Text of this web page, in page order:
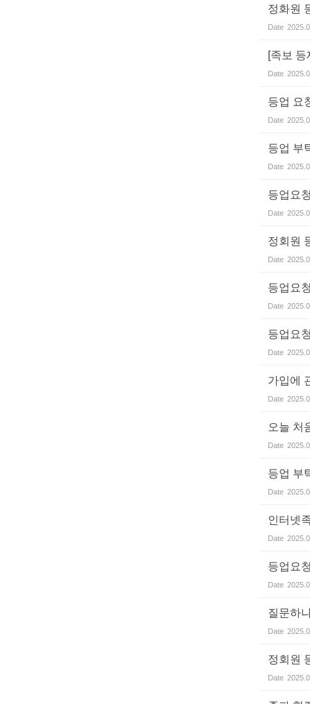
정화원
Date
[족보
Date
등업 요
Date
등업 부
Date
등업요
Date
정회원
Date
등업요
Date
등업요
Date
가입에
Date
오늘 처
Date
등업 부
Date
인터넷
Date
등업요
Date
질문하
Date
정회원
Date